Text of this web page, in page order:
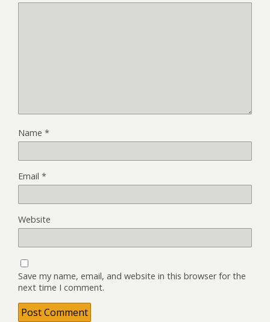
Name *
Email *
Website
Save my name, email, and website in this browser for the
next time I comment.